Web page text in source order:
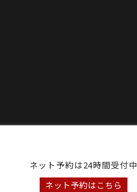
ネット予約は24時間受付中
ネット予約はこちら